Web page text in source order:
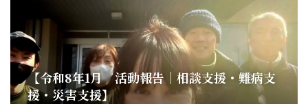
ッ
プ
【令和8年1月 活動報告｜相談支援・難病支
援・災害支援】